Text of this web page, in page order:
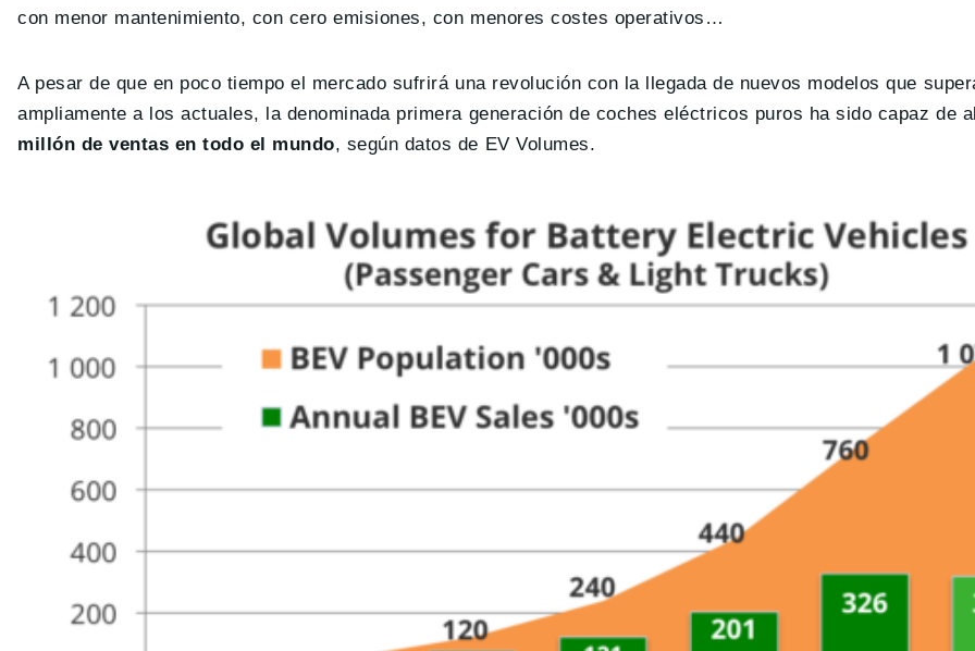
con menor mantenimiento, con cero emisiones, con menores costes operativos…
A pesar de que en poco tiempo el mercado sufrirá una revolución con la llegada de nuevos modelos que
ampliamente a los actuales, la denominada primera generación de coches eléctricos puros ha sido capaz de
millón de ventas en todo el mundo, según datos de EV Volumes.